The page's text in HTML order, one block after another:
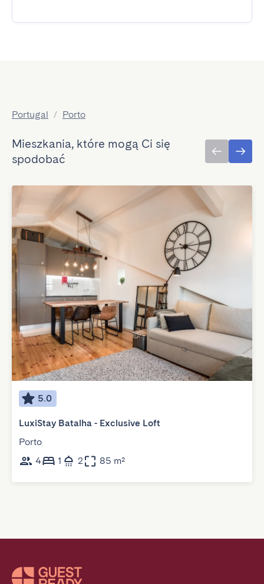
Portugal / Porto
Mieszkania, które mogą Ci się
spodobać
5.0
LuxiStay Batalha - Exclusive Loft
Porto
4
1 2 85 m²